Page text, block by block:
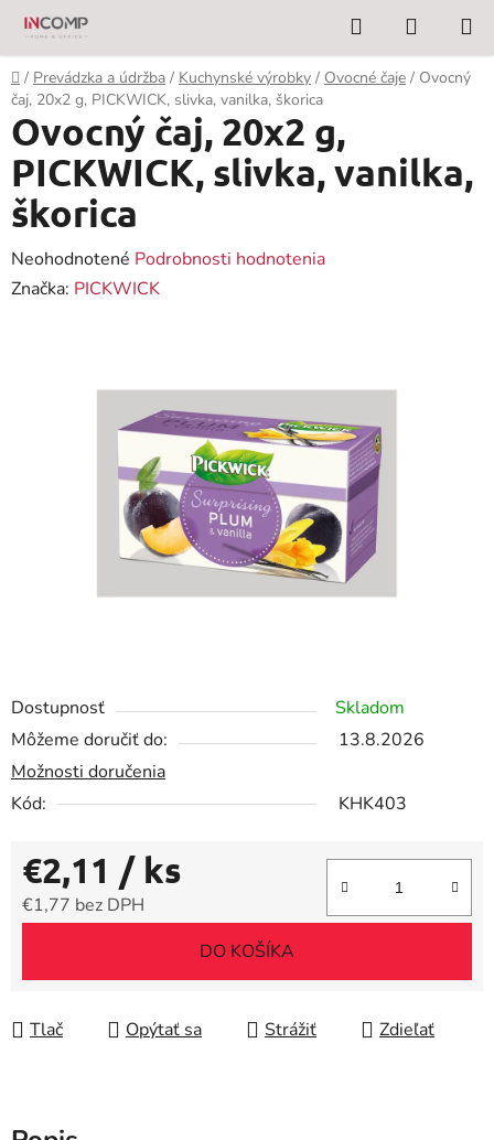
Prejsť
obsah
Hľadať
KOŠÍK
Domov
/ Prevádzka a údržba / Kuchynské výrobky / Ovocné čaje / Ovocný
čaj, 20x2 g, PICKWICK, slivka, vanilka, škorica
Dostupnosť
Skladom
Môžeme doručiť do:
13.8.2026
Možnosti doručenia
Kód:
KHK403
€2,11 / ks
€1,77 bez DPH
DO KOŠÍKA
Tlač Opýtať sa Strážiť Zdieľať
Ovocný čaj, 20x2 g,
PICKWICK, slivka, vanilka,
škorica
Priemerné
hodnotenie
Neohodnotené Podrobnosti hodnotenia
Značka: PICKWICK